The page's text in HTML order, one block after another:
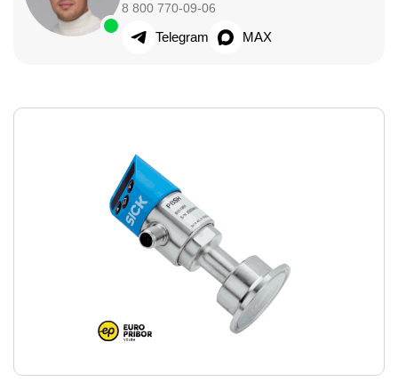
8 800 770-09-06
Telegram MAX